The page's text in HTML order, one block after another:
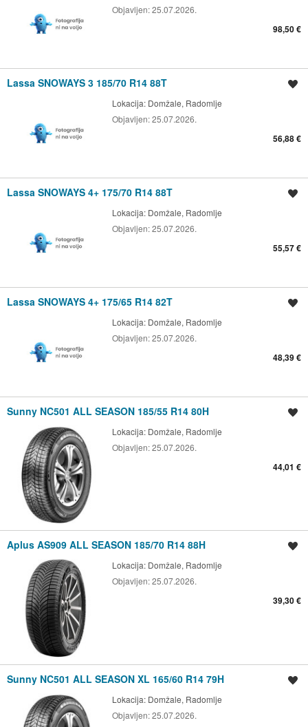
Objavljen:25.07.2026.
98,50 €
Lassa SNOWAYS 3 185/70 R14 88T
Lokacija: Domžale, Radomlje
Objavljen:25.07.2026.
56,88 €
Lassa SNOWAYS 4+ 175/70 R14 88T
Lokacija: Domžale, Radomlje
Objavljen:25.07.2026.
55,57 €
Lassa SNOWAYS 4+ 175/65 R14 82T
Lokacija: Domžale, Radomlje
Objavljen:25.07.2026.
48,39 €
Sunny NC501 ALL SEASON 185/55 R14 80H
Lokacija: Domžale, Radomlje
Objavljen:25.07.2026.
44,01 €
Aplus AS909 ALL SEASON 185/70 R14 88H
Lokacija: Domžale, Radomlje
Objavljen:25.07.2026.
39,30 €
Sunny NC501 ALL SEASON XL 165/60 R14 79H
Lokacija: Domžale, Radomlje
Objavljen:25.07.2026.